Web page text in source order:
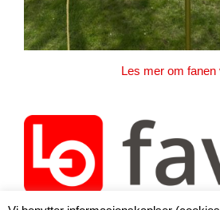
Les mer om fanen